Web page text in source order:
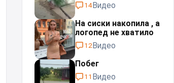
14Видео
На сиски накопила , а
логопед не хватило
12Видео
Побег
11 Видео